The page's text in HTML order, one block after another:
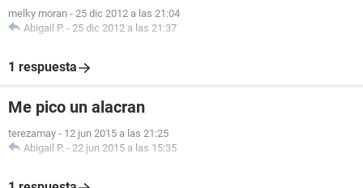
melky moran - 25 dic 2012 a las 21:04
Abigail P. - 25 dic 2012 a las 21:37
1 respuesta
Me pico un alacran
terezamay - 12 jun 2015 a las 21:25
Abigail P. - 22 jun 2015 a las 15:35